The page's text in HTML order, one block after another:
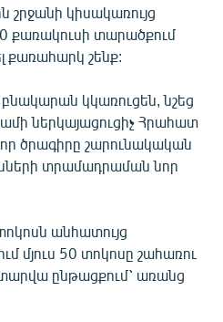
շրջանի կիսակառույց
քառակուսի տարածքում
քառահարկ շենք:
կկառուցեն, նշեց
ներկայացուցիչ Հրահատ
ծրագիրը շարունակական
տրամադրաման նոր
անհատույց
մյուս 50 տոկոսը շահառու
տարվա ընթացքում՝ առանց